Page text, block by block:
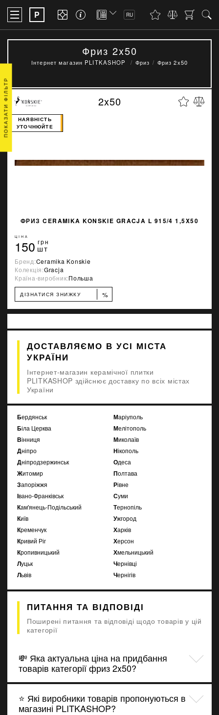
P RU
Фриз 2x50
Інтернет магазин PLITKASHOP Фриз Фриз 2x50
2x50
ФРИЗ CERAMIKA KONSKIE GRACJA L 915/4 1,5X50
НАЯВНІСТЬ
УТОЧНЮЙТЕ
ЦІНА
150 грн
шт
Бренд:Ceramika Konskie
Колекція:Gracja
Країна-виробник:Польша
ДІЗНАТИСЯ ЗНИЖКУ %
ПОКАЗАТИ ФІЛЬТР
ДОСТАВЛЯЄМО В УСІ МІСТА
УКРАЇНИ
Інтернет-магазин керамічної плитки
PLITKASHOP здійснює доставку по всіх містах
України
Бердянськ
Біла Церква
Вінниця
Дніпро
Дніпродзержинськ
Житомир
Запоріжжя
Івано-Франківськ
Кам'янець-Подільський
Київ
Кременчук
Кривий Ріг
Кропивницький
Луцьк
Львів
Маріуполь
Мелітополь
Миколаїв
Нікополь
Одеса
Полтава
Рівне
Суми
Тернопіль
Ужгород
Харків
Херсон
Хмельницький
Чернівці
Чернігів
ПИТАННЯ ТА ВІДПОВІДІ
Поширені питання та відповіді щодо товарів у цій
категорії
💸 Яка актуальна ціна на придбання
товарів категорії фриз 2x50?
⭐ Які виробники товарів пропонуються в
магазині PLITKASHOP?